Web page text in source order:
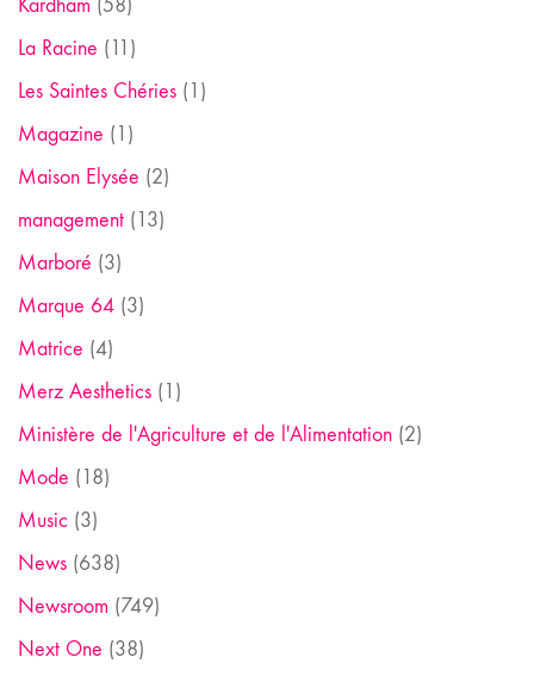
Kardham (58)
La Racine (11)
Les Saintes Chéries (1)
Magazine (1)
Maison Elysée (2)
management (13)
Marboré (3)
Marque 64 (3)
Matrice (4)
Merz Aesthetics (1)
Ministère de l'Agriculture et de l'Alimentation (2)
Mode (18)
Music (3)
News (638)
Newsroom (749)
Next One (38)